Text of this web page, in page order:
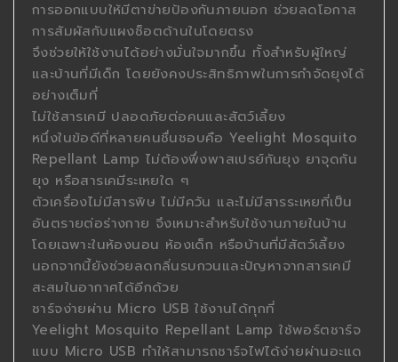
การออกแบบให้มีตาข่ายป้องกันภายนอก ช่วยลดโอกาส
การสัมผัสกับแผงช็อตด้านในโดยตรง
จึงช่วยให้ใช้งานได้อย่างมั่นใจมากขึ้น ทั้งสำหรับผู้ใหญ่
และบ้านที่มีเด็ก โดยยังคงประสิทธิภาพในการกำจัดยุงได้
อย่างเต็มที่
ไม่ใช้สารเคมี ปลอดภัยต่อคนและสัตว์เลี้ยง
หนึ่งในข้อดีที่หลายคนชื่นชอบคือ Yeelight Mosquito
Repellant Lamp ไม่ต้องพึ่งพาสเปรย์กันยุง ยาจุดกัน
ยุง หรือสารเคมีระเหยใด ๆ
ตัวเครื่องไม่มีสารพิษ ไม่มีควัน และไม่มีสารระเหยที่เป็น
อันตรายต่อร่างกาย จึงเหมาะสำหรับใช้งานภายในบ้าน
โดยเฉพาะในห้องนอน ห้องเด็ก หรือบ้านที่มีสัตว์เลี้ยง
นอกจากนี้ยังช่วยลดกลิ่นรบกวนและปัญหาจากสารเคมี
สะสมในอากาศได้อีกด้วย
ชาร์จง่ายผ่าน Micro USB ใช้งานได้ทุกที่
Yeelight Mosquito Repellant Lamp ใช้พอร์ตชาร์จ
แบบ Micro USB ทำให้สามารถชาร์จไฟได้ง่ายผ่านอะแด